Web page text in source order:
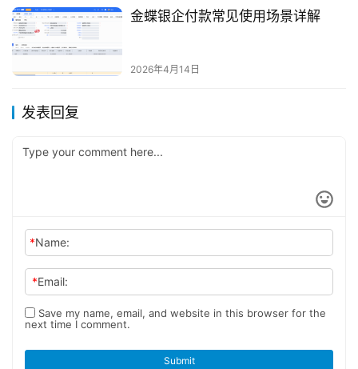
金蝶银企付款常见使用场景详解
2026年4月14日
发表回复
*Name:
*Email:
Save my name, email, and website in this browser for the
next time I comment.
Submit